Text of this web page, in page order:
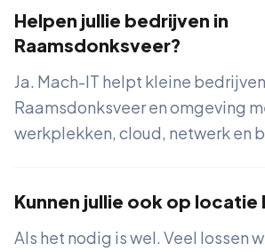
Helpen jullie bedrijven in
Raamsdonksveer?
Ja. Mach-IT helpt kleine
Raamsdonksveer en omgeving
werkplekken, cloud, netwerk en
Kunnen jullie ook op locatie
Als het nodig is wel. Veel lossen